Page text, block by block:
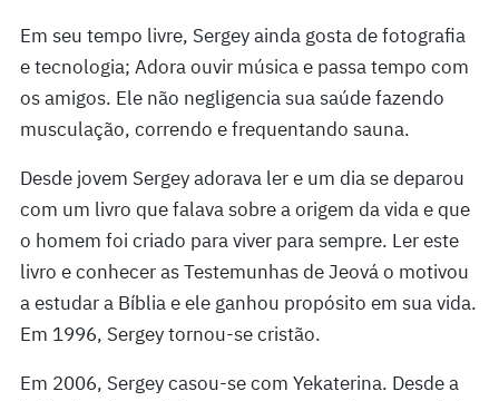
Em seu tempo livre, Sergey ainda gosta de fotografia
e tecnologia; Adora ouvir música e passa tempo com
os amigos. Ele não negligencia sua saúde fazendo
musculação, correndo e frequentando sauna.
Desde jovem Sergey adorava ler e um dia se deparou
com um livro que falava sobre a origem da vida e que
o homem foi criado para viver para sempre. Ler este
livro e conhecer as Testemunhas de Jeová o motivou
a estudar a Bíblia e ele ganhou propósito em sua vida.
Em 1996, Sergey tornou-se cristão.
Em 2006, Sergey casou-se com Yekaterina. Desde a